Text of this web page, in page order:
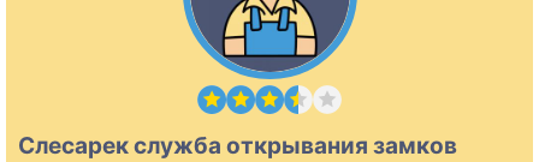
Слесарек служба открывания замков